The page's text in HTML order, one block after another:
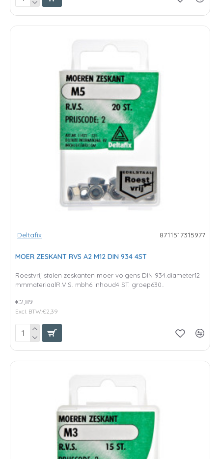
Deltafix 8711517315977
MOER ZESKANT RVS A2 M12 DIN 934 4ST
Roestvrij stalen zeskanten moer volgens DIN 934.diameter12
mmmateriaalR.V.S. mbh6 inhoud4 ST. groep630..
€2,89
Excl. BTW:€2,39